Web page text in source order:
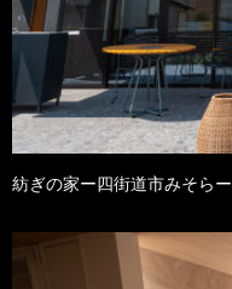
紡ぎの家ー四街道市みそらー